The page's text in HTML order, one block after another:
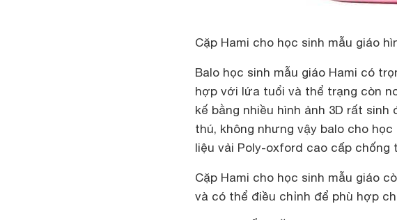
Cặp Hami cho học sinh mẫu giáo
Balo học sinh mẫu giáo Hami có
hợp với lứa tuổi và thể trạng còn
kế bằng nhiều hình ảnh 3D rất
thú, không nhưng vậy balo cho
liệu vải Poly-oxford cao cấp chống
Cặp Hami cho học sinh mẫu giáo
và có thể điều chỉnh để phù hợp